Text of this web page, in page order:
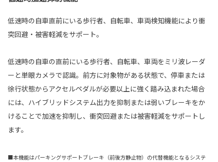
低速時の自車直前にいる歩行者、自転車、車両検知機能により衝
突回避・被害軽減をサポート。
低速時の自車の直前にいる歩行者、自転車、車両をミリ波レーダ
ーと単眼カメラで認識。前方に対象物がある状態で、停車または
徐行状態からアクセルペダルが必要以上に強く踏み込まれた場合
には、ハイブリッドシステム出力を抑制または弱いブレーキをか
けることで加速を抑制し、衝突回避または被害軽減をサポートし
ます。
■本機能はパーキングサポートブレーキ（前後方静止物）の代替機能となるシステ